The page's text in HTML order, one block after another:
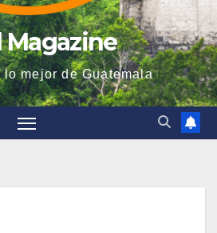
Magazine
lo mejor de Guatemala